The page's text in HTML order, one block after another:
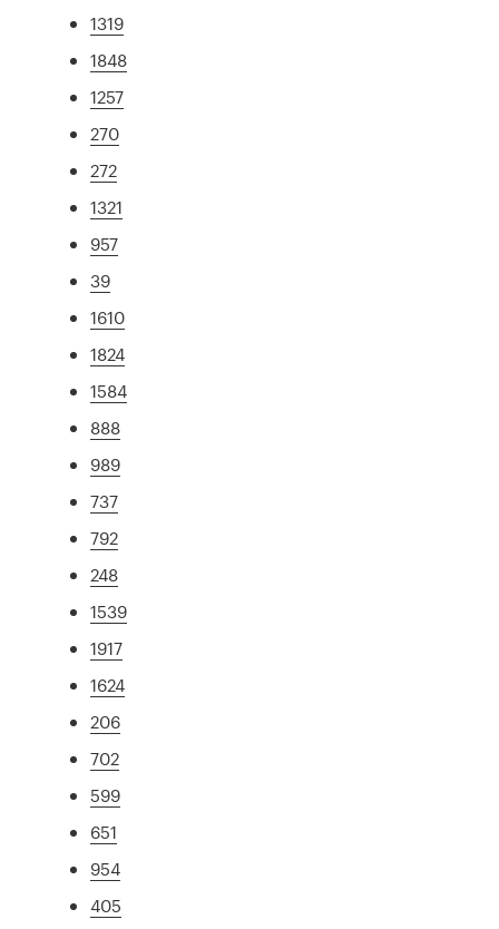
1319
1848
1257
270
272
1321
957
39
1610
1824
1584
888
989
737
792
248
1539
1917
1624
206
702
599
651
954
405